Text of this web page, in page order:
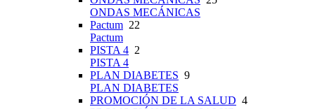
ONDAS MECÁNICAS
Pactum 22
Pactum
PISTA 4 2
PISTA 4
PLAN DIABETES 9
PLAN DIABETES
PROMOCIÓN DE LA SALUD 4